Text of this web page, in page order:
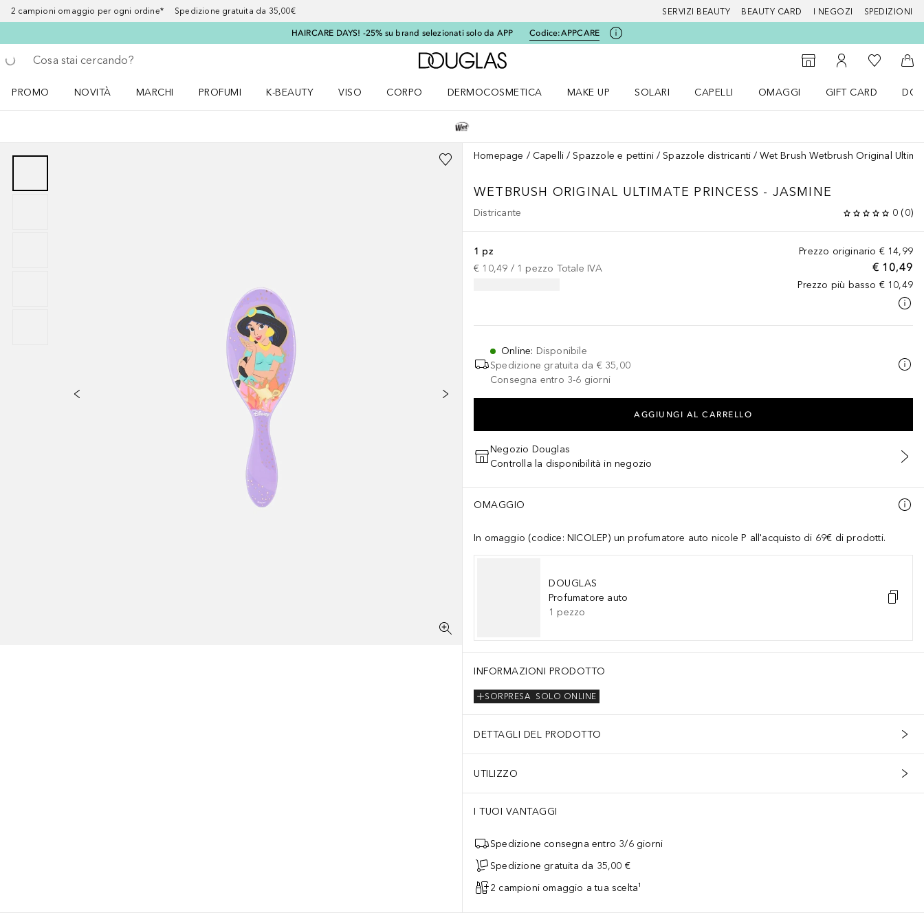
2 campioni omaggio per ogni ordine* Spedizione gratuita da 35,00€ SERVIZI BEAUTY BEAUTY CARD I NEGOZI SPEDIZIONI
HAIRCARE DAYS! -25% su brand selezionati solo da APP Codice:APPCARE
Torna indietro
Esegui ricerca
A Douglas Home
StorefinderAl Mio Account
Alla Mia
Al
PROMO
NOVITÀ
MARCHI
PROFUMI
K-BEAUTY
VISO
CORPO
DERMOCOSMETICA
MAKE UP
SOLARI
CAPELLI
OMAGGI
GIFT CARD
Homepage Capelli Spazzole e pettini Spazzole districanti Wet Brush Wetbrush Original
WETBRUSH ORIGINAL ULTIMATE PRINCESS - JASMINE
Districante 0 (0)
Prezzo originario € 14,99
€ 10,49
Prezzo più basso € 10,49
1 pz
€ 10,49 / 1 pezzo Totale IVA
Online: Disponibile
Spedizione gratuita da € 35,00
Consegna entro 3-6 giorni
AGGIUNGI AL CARRELLO
Negozio Douglas
Controlla la disponibilità in negozio
OMAGGIO
In omaggio (codice: NICOLEP) un profumatore auto nicole P all'acquisto di 69€ di prodotti.
DOUGLAS
Profumatore auto
1 pezzo
INFORMAZIONI PRODOTTO
SOLO ONLINE
SORPRESA
DETTAGLI DEL PRODOTTO
UTILIZZO
I TUOI VANTAGGI
Spedizione consegna entro 3/6 giorni
Spedizione gratuita da 35,00 €
2 campioni omaggio a tua scelta¹